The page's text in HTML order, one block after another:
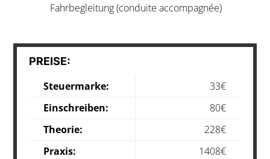
Fahrbegleitung (conduite accompagnée)
PREISE:
Steuermarke:
33€
Einschreiben:
80€
Theorie:
228€
Praxis:
1408€